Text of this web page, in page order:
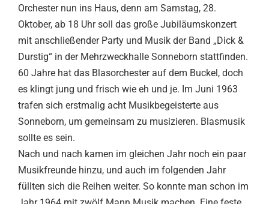
Orchester nun ins Haus, denn am Samstag, 28.
Oktober, ab 18 Uhr soll das große Jubiläumskonzert
mit anschließender Party und Musik der Band „Dick &
Durstig“ in der Mehrzweckhalle Sonneborn stattfinden.
60 Jahre hat das Blasorchester auf dem Buckel, doch
es klingt jung und frisch wie eh und je. Im Juni 1963
trafen sich erstmalig acht Musikbegeisterte aus
Sonneborn, um gemeinsam zu musizieren. Blasmusik
sollte es sein.
Nach und nach kamen im gleichen Jahr noch ein paar
Musikfreunde hinzu, und auch im folgenden Jahr
füllten sich die Reihen weiter. So konnte man schon im